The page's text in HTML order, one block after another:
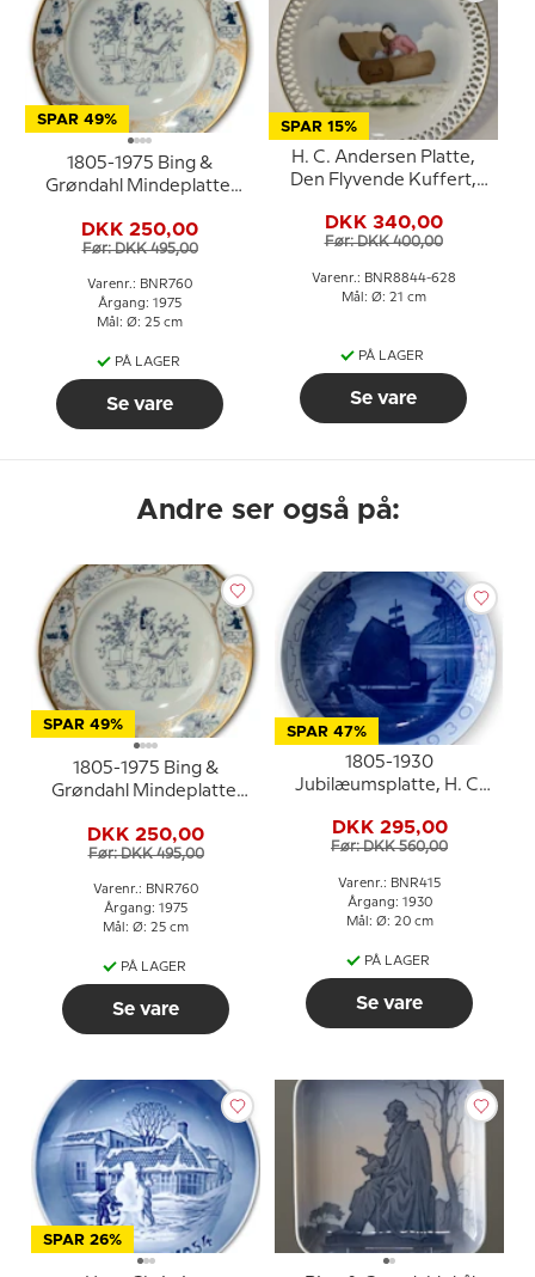
SPAR 49%
1805-1975 Bing &
Grøndahl Mindeplatte,
DKK 250,00
Før: DKK 495,00
Varenr.: BNR760
Årgang: 1975
Mål: Ø: 25 cm
PÅ LAGER
Se vare
SPAR 15%
H. C. Andersen Platte,
Den Flyvende Kuffert,
DKK 340,00
Før: DKK 400,00
Varenr.: BNR8844-628
Mål: Ø: 21 cm
PÅ LAGER
Se vare
Andre ser også på:
SPAR 49%
1805-1975 Bing &
Grøndahl Mindeplatte,
DKK 250,00
Før: DKK 495,00
Varenr.: BNR760
Årgang: 1975
Mål: Ø: 25 cm
PÅ LAGER
Se vare
SPAR 47%
1805-1930
Jubilæumsplatte, H. C.
Grøndahl
DKK 295,00
Før: DKK 560,00
Varenr.: BNR415
Årgang: 1930
Mål: Ø: 20 cm
PÅ LAGER
Se vare
SPAR 26%